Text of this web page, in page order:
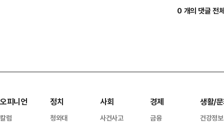
0 개의 댓글 전
오피니언
칼럼
정치
청와대
사회
사건사고
경제
금융
생활/
건강정보